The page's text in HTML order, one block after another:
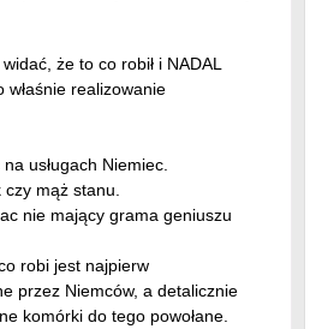
widać, że to co robił i NADAL
właśnie realizowanie
usługach Niemiec.
czy mąż stanu.
nie mający grama geniuszu
robi jest najpierw
przez Niemców, a detalicznie
komórki do tego powołane.